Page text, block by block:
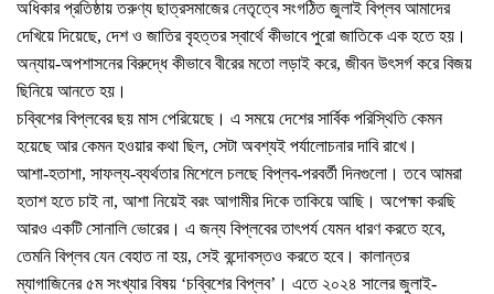
অধিকার প্রতিষ্ঠায় তরুণ্য ছাত্রসমাজের নেতৃত্বে সংগঠিত জুলাই বিপ্লব আমাদের
দেখিয়ে দিয়েছে, দেশ ও জাতির বৃহত্তর স্বার্থে কীভাবে পুরো জাতিকে এক হতে হয়।
অন্যায়-অপশাসনের বিরুদ্ধে কীভাবে বীরের মতো লড়াই করে, জীবন উৎসর্গ করে বিজয়
ছিনিয়ে আনতে হয়।
চব্বিশের বিপ্লবের ছয় মাস পেরিয়েছে। এ সময়ে দেশের সার্বিক পরিস্থিতি কেমন
হয়েছে আর কেমন হওয়ার কথা ছিল, সেটা অবশ্যই পর্যালোচনার দাবি রাখে।
আশা-হতাশা, সাফল্য-ব্যর্থতার মিশেলে চলছে বিপ্লব-পরবর্তী দিনগুলো। তবে আমরা
হতাশ হতে চাই না, আশা নিয়েই বরং আগামীর দিকে তাকিয়ে আছি। অপেক্ষা করছি
আরও একটি সোনালি ভোরের। এ জন্য বিপ্লবের তাৎপর্য যেমন ধারণ করতে হবে,
তেমনি বিপ্লব যেন বেহাত না হয়, সেই বন্দোবস্তও করতে হবে। কালান্তর
ম্যাগাজিনের ৫ম সংখ্যার বিষয় ‘চব্বিশের বিপ্লব’। এতে ২০২৪ সালের জুলাই-